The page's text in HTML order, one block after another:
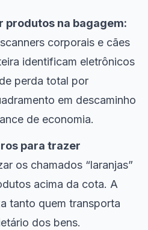
produtos na bagagem:
corporais e cães
identificam eletrônicos
perda total por
em descaminho
de economia.
para trazer
os chamados “laranjas”
acima da cota. A
tanto quem transporta
dos bens.